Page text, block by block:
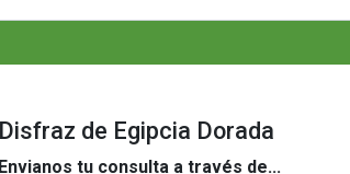
Disfraz de Egipcia Dorada
Envianos tu consulta a través de...